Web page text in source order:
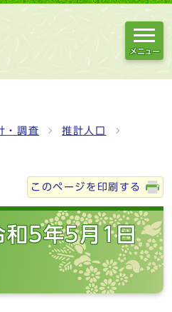
メニュー
・調査 推計人口
このページを印刷する
和5年5月1日